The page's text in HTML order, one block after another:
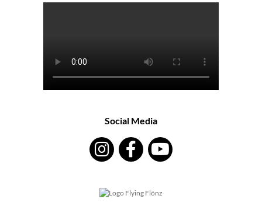
Social Media